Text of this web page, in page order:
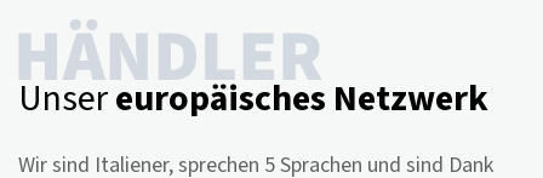
Unsereuropäisches Netzwerk
Wir sind Italiener, sprechen 5 Sprachen und sind Dank